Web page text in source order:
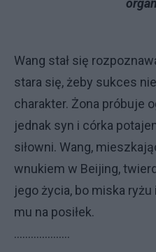
Wang stał się
stara się, żeby sukces
charakter. Żona próbuje
jednak syn i córka
siłowni. Wang,
wnukiem w Beijing,
jego życia, bo miska
mu na posiłek.
....................